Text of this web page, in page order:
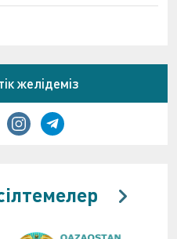
желідеміз